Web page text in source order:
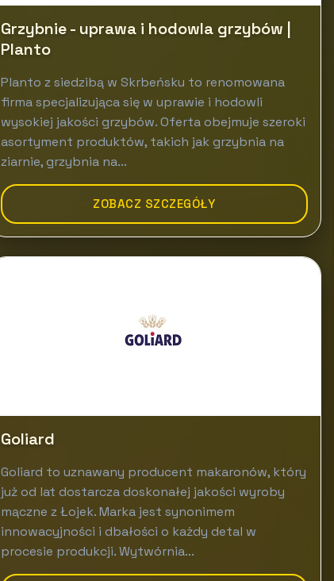
Grzybnie - uprawa i hodowla grzybów |
Planto
Planto z siedzibą w Skrbeńsku to renomowana
firma specjalizująca się w uprawie i hodowli
wysokiej jakości grzybów. Oferta obejmuje szeroki
asortyment produktów, takich jak grzybnia na
ziarnie, grzybnia na...
ZOBACZ SZCZEGÓŁY
Goliard
Goliard to uznawany producent makaronów, który
już od lat dostarcza doskonałej jakości wyroby
mączne z Łojek. Marka jest synonimem
innowacyjności i dbałości o każdy detal w
procesie produkcji. Wytwórnia...